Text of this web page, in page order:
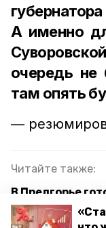
А именно
очередь не
там опять
—
Читайте также:
В Предгорье
открытию